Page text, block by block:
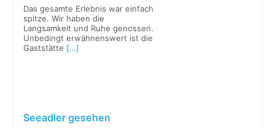
Das gesamte Erlebnis war einfach
spitze. Wir haben die
Langsamkeit und Ruhe genossen.
Unbedingt erwähnenswert ist die
Gaststätte […]
Seeadler gesehen